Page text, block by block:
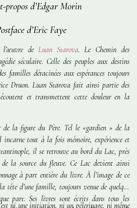
propos d’Edgar Morin
d’Eric Faye
de Luan Starova. Le Chemin des
séculaire. Celle des peuples aux destins
familles déracinées aux espérances toujours
Druon. Luan Starova fait ainsi partie des
et transmettent cette douleur en la
la figure du Père. Tel le «gardien » de la
tout à la fois mémoire, expérience et
il se retrouve au bord du Lac, près
de la source du fleuve. Ce Lac devient ainsi
à part entière du livre. À l’image de ce
tête d’une famille, toujours venue de quelque
part. Ses livres sont écrits dans tous les
ni une initiation, ni un pèlerinage, ni même